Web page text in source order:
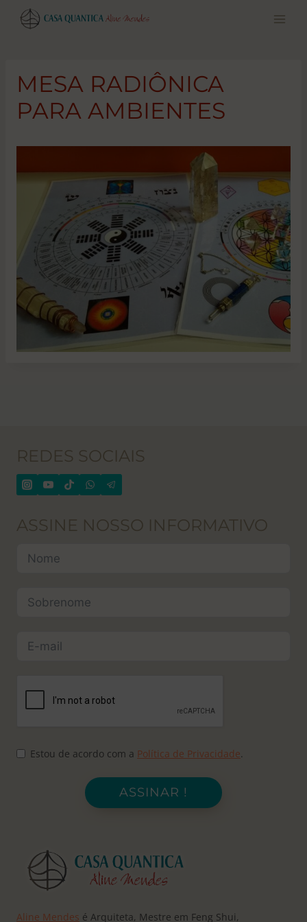
Pular
para
MESA RADIÔNICA
PARA AMBIENTES
REDES SOCIAIS
ASSINE NOSSO INFORMATIVO
Estou de acordo com a Política de Privacidade.
ASSINAR !
Aline Mendes é Arquiteta, Mestre em Feng Shui,